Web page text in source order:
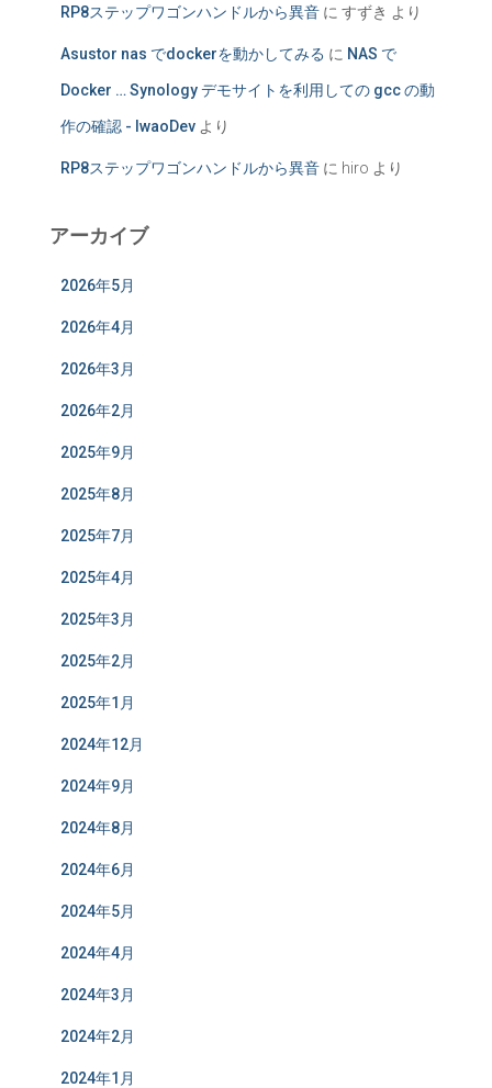
RP8ステップワゴンハンドルから異音 に すずき より
Asustor nas でdockerを動かしてみる に NAS で
Docker … Synology デモサイトを利用しての gcc の動
作の確認 - IwaoDev より
RP8ステップワゴンハンドルから異音 に hiro より
アーカイブ
2026年5月
2026年4月
2026年3月
2026年2月
2025年9月
2025年8月
2025年7月
2025年4月
2025年3月
2025年2月
2025年1月
2024年12月
2024年9月
2024年8月
2024年6月
2024年5月
2024年4月
2024年3月
2024年2月
2024年1月